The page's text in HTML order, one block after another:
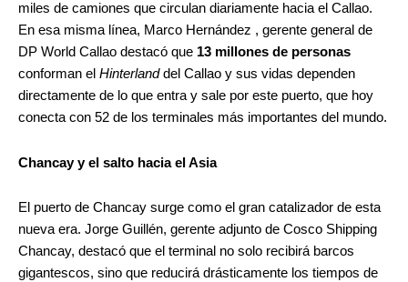
miles de camiones que circulan diariamente hacia el Callao.
En esa misma línea, Marco Hernández , gerente general de
DP World Callao destacó que 13 millones de personas
conforman el Hinterlanddel Callao y sus vidas dependen
directamente de lo que entra y sale por este puerto, que hoy
conecta con 52 de los terminales más importantes del mundo.
Chancay y el salto hacia el Asia
El puerto de Chancay surge como el gran catalizador de esta
nueva era. Jorge Guillén, gerente adjunto de Cosco Shipping
Chancay, destacó que el terminal no solo recibirá barcos
gigantescos, sino que reducirá drásticamente los tiempos de